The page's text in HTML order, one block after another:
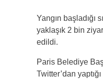
Yangın başladığı
yaklaşık 2 bin
edildi.
Paris Belediye
Twitter’dan